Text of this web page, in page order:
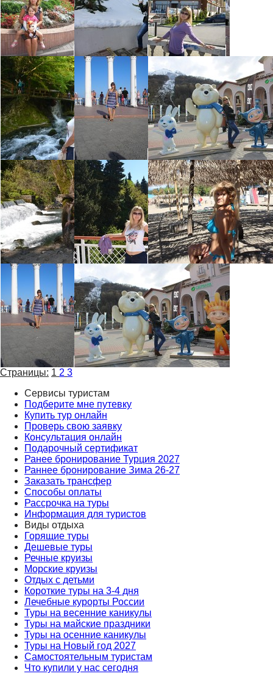
Страницы: 1 2 3
Сервисы туристам
Подберите мне путевку
Купить тур онлайн
Проверь свою заявку
Консультация онлайн
Подарочный сертификат
Ранее бронирование Турция 2027
Раннее бронирование Зима 26-27
Заказать трансфер
Способы оплаты
Рассрочка на туры
Информация для туристов
Виды отдыха
Горящие туры
Дешевые туры
Речные круизы
Морские круизы
Отдых с детьми
Короткие туры на 3-4 дня
Лечебные курорты России
Туры на весенние каникулы
Туры на майские праздники
Туры на осенние каникулы
Туры на Новый год 2027
Самостоятельным туристам
Что купили у нас сегодня